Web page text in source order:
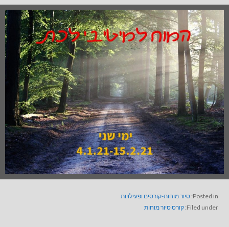
Posted in: סיור מוחות-קורסים ופעילויות
Filed under: קורס סיור מוחות